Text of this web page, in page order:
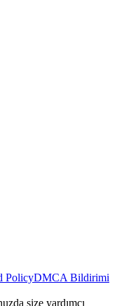
PolicyDMCA Bildirimi
size yardımcı